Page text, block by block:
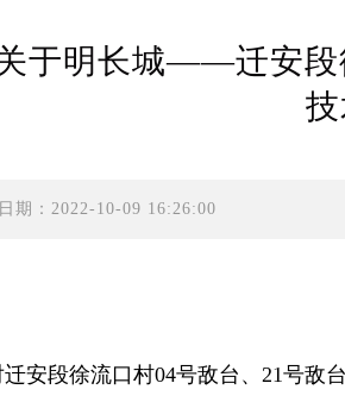
于明长城——迁安段
日期：2022-10-09 16:26:00
安段徐流口村04号敌台、21号敌